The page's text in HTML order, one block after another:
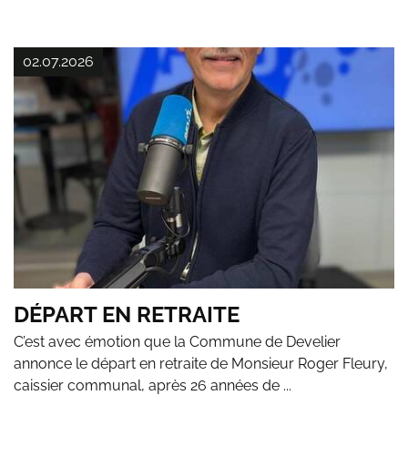
02.07.2026
DÉPART EN RETRAITE
C’est avec émotion que la Commune de Develier
annonce le départ en retraite de Monsieur Roger Fleury,
caissier communal, après 26 années de ...